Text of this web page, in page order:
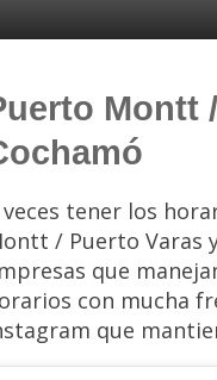
Montt
veces tener los
/ Puerto Varas
que
con mucha
que